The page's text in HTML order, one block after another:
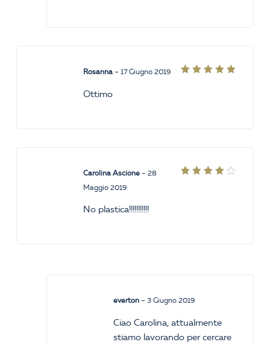
Rosanna – 17 Giugno 2019
Ottimo
Carolina Ascione – 28
Maggio 2019
No plastica!!!!!!!!!!!
everton – 3 Giugno 2019
Ciao Carolina, attualmente
stiamo lavorando per cercare